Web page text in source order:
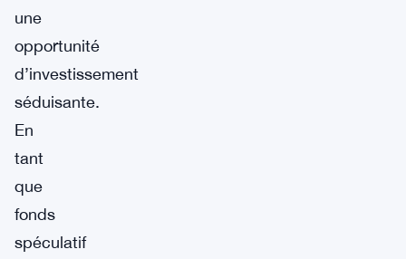
une
opportunité
d’investissement
séduisante.
En
tant
que
fonds
spéculatif